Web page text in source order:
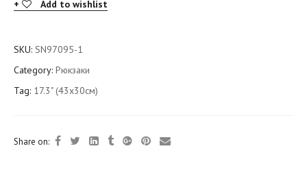
Add to wishlist
SKU: SN97095-1
Category: Рюкзаки
Tag: 17.3" (43x30см)
Share on: